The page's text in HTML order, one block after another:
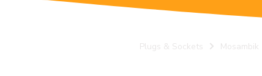
Plugs & Sockets Mosambik